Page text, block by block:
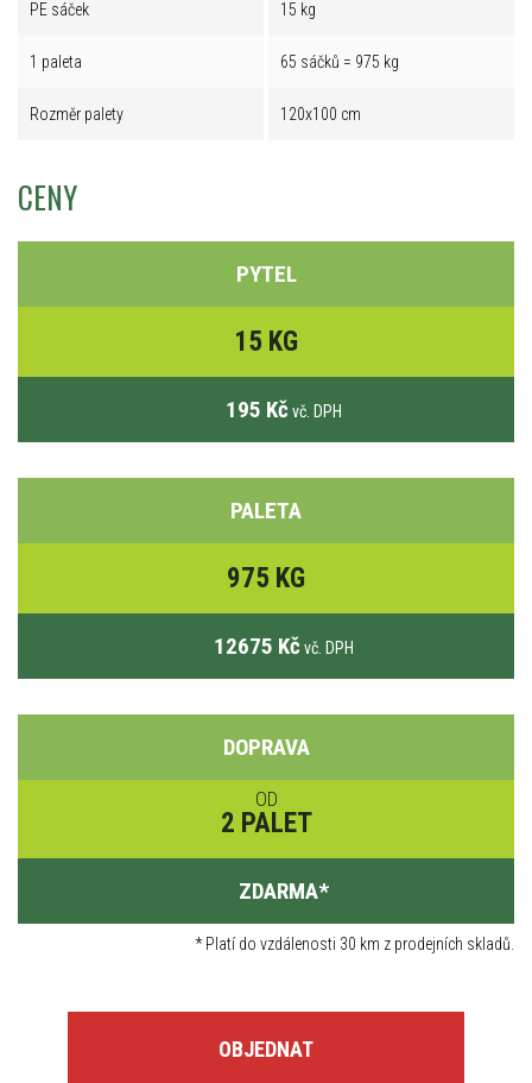
PE sáček 15 kg
1 paleta 65 sáčků = 975 kg
Rozměr palety 120x100 cm
CENY
PYTEL
15 KG
195 Kč vč. DPH
PALETA
975 KG
12675 Kč vč. DPH
DOPRAVA
OD
2 PALET
ZDARMA*
*Platí do vzdálenosti 30 km z prodejních skladů.
OBJEDNAT